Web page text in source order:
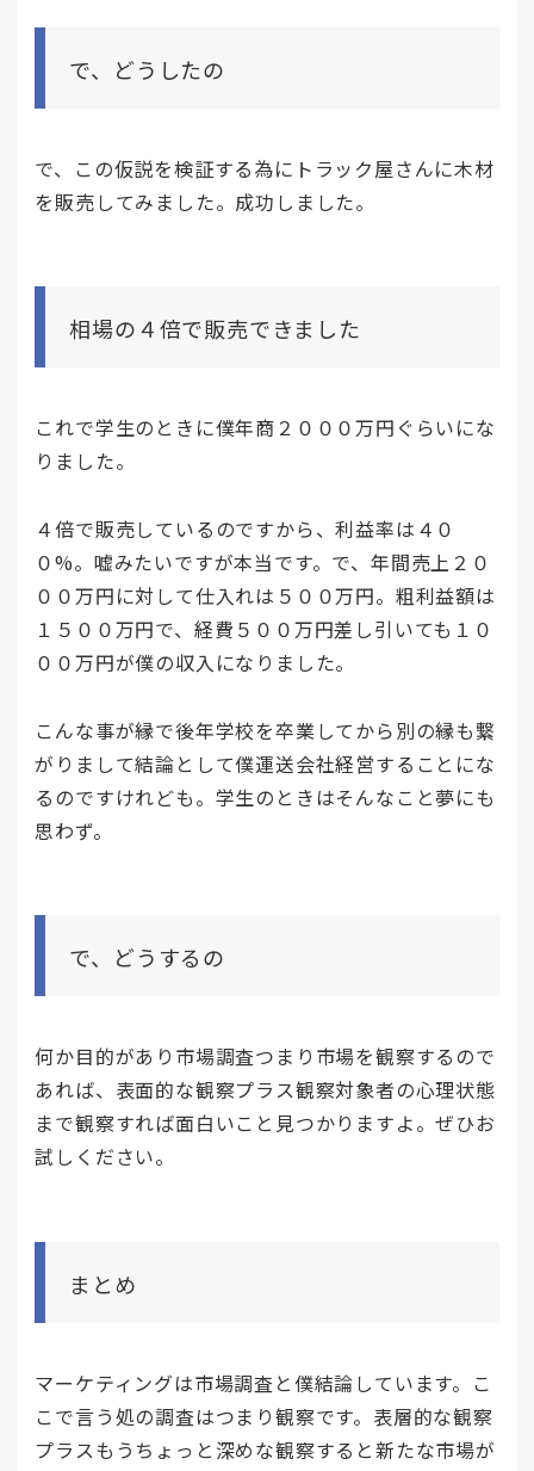
で、どうしたの
で、この仮説を検証する為にトラック屋さんに木材
を販売してみました。成功しました。
相場の４倍で販売できました
これで学生のときに僕年商２０００万円ぐらいにな
りました。
４倍で販売しているのですから、利益率は４０
０%。嘘みたいですが本当です。で、年間売上２０
００万円に対して仕入れは５００万円。粗利益額は
１５００万円で、経費５００万円差し引いても１０
００万円が僕の収入になりました。
こんな事が縁で後年学校を卒業してから別の縁も繋
がりまして結論として僕運送会社経営することにな
るのですけれども。学生のときはそんなこと夢にも
思わず。
で、どうするの
何か目的があり市場調査つまり市場を観察するので
あれば、表面的な観察プラス観察対象者の心理状態
まで観察すれば面白いこと見つかりますよ。ぜひお
試しください。
まとめ
マーケティングは市場調査と僕結論しています。こ
こで言う処の調査はつまり観察です。表層的な観察
プラスもうちょっと深めな観察すると新たな市場が